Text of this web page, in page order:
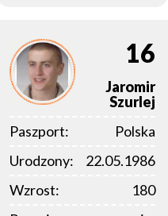
16
Jaromir
Szurlej
Paszport:
Polska
Urodzony:
22.05.1986
Wzrost:
180